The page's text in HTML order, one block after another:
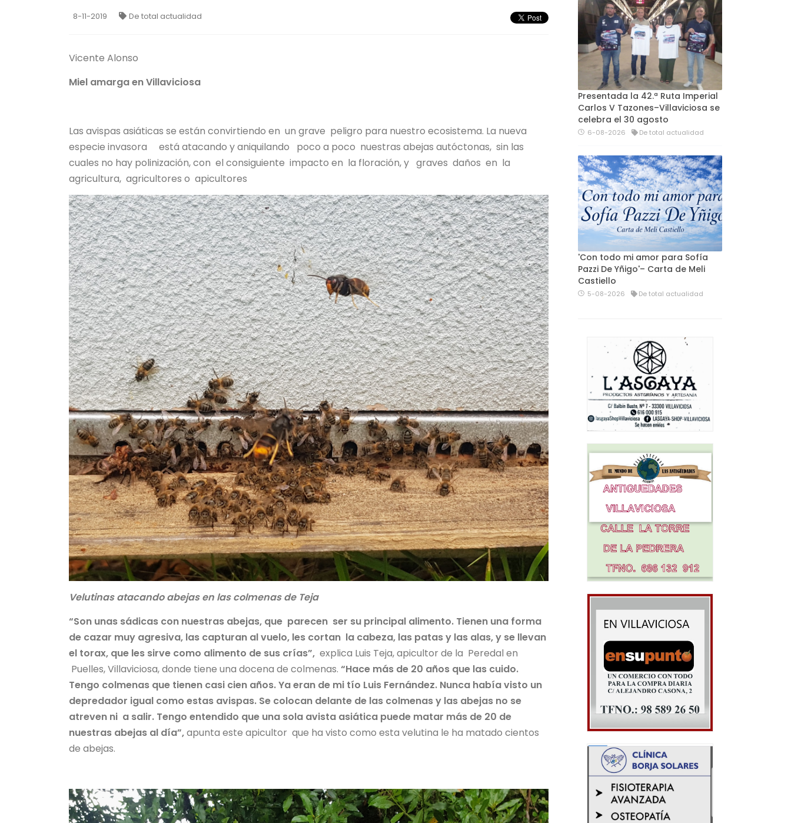
8-11-2019 De total actualidad
Vicente Alonso
Miel amarga en Villaviciosa
Las avispas asiáticas se están convirtiendo en un grave peligro para nuestro ecosistema. La nueva
especie invasora está atacando y aniquilando poco a poco nuestras abejas autóctonas, sin las
cuales no hay polinización, con el consiguiente impacto en la floración, y graves daños en la
agricultura, agricultores o apicultores
Velutinas atacando abejas en las colmenas de Teja
“Son unas sádicas con nuestras abejas, que parecen ser su principal alimento. Tienen una forma
de cazar muy agresiva, las capturan al vuelo, les cortan la cabeza, las patas y las alas, y se llevan
el torax, que les sirve como alimento de sus crías”, explica Luis Teja, apicultor de la Peredal en
Puelles, Villaviciosa, donde tiene una docena de colmenas. “Hace más de 20 años que las cuido.
Tengo colmenas que tienen casi cien años. Ya eran de mi tío Luis Fernández. Nunca había visto un
depredador igual como estas avispas. Se colocan delante de las colmenas y las abejas no se
atreven ni a salir. Tengo entendido que una sola avista asiática puede matar más de 20 de
nuestras abejas al día”,apunta este apicultor que ha visto como esta velutina le ha matado cientos
de abejas.
Presentada la 42.ª Ruta Imperial
Carlos V Tazones–Villaviciosa se
celebra el 30 agosto
6-08-2026 De total actualidad
'Con todo mi amor para Sofía
Pazzi De Yñigo'– Carta de Meli
Castiello
5-08-2026 De total actualidad